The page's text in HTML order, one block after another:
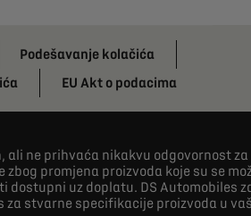
Podešavanje kolačića
EU Akt o podacima
ne prihvaća nikakvu odgovornost
promjena proizvoda koje su se
uz doplatu. DS Automobiles
stvarne specifikacije proizvoda u